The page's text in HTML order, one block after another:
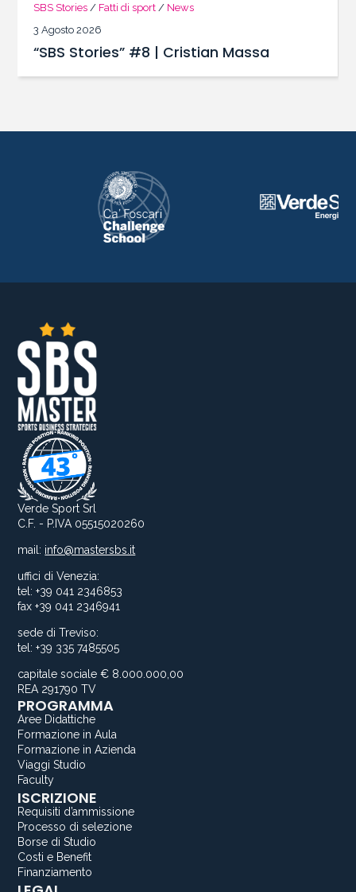
SBS Stories / Fatti di sport / News
3 Agosto 2026
“SBS Stories” #8 | Cristian Massa
Verde Sport Srl
C.F. - P.IVA 05515020260
mail: info@mastersbs.it
uffici di Venezia:
tel: +39 041 2346853
fax +39 041 2346941
sede di Treviso:
tel: +39 335 7485505
capitale sociale € 8.000.000,00
REA 291790 TV
PROGRAMMA
Aree Didattiche
Formazione in Aula
Formazione in Azienda
Viaggi Studio
Faculty
ISCRIZIONE
Requisiti d’ammissione
Processo di selezione
Borse di Studio
Costi e Benefit
Finanziamento